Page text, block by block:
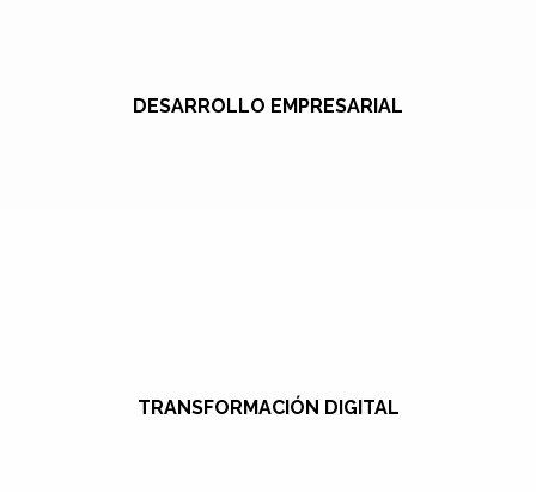
DESARROLLO EMPRESARIAL
TRANSFORMACIÓN DIGITAL